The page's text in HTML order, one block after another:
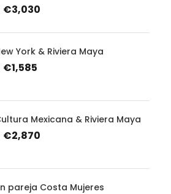
€3,030
York & Riviera Maya
€1,585
Mexicana & Riviera Maya
€2,870
pareja Costa Mujeres